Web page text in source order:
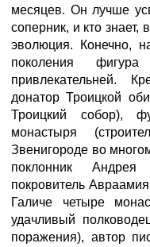
месяцев. Он лучше
соперник, и кто
эволюция. Конечно,
поколения
привлекательней.
донатор Троицкой
Троицкий собор),
монастыря
Звенигороде во
поклонник Андрея
покровитель
Галиче четыре
удачливый
поражения), автор